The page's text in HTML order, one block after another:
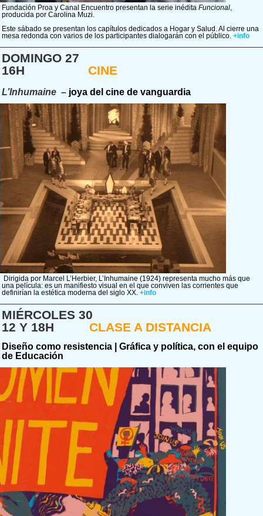
Fundación Proa y Canal Encuentro presentan la serie inédita Funcional,
producida por Carolina Muzi.
Este sábado se presentan los capítulos dedicados a Hogar y Salud. Al cierre una
mesa redonda con varios de los participantes dialogarán con el público. +info
DOMINGO 27
16H CINE
L’Inhumaine – joya del cine de vanguardia
Dirigida por Marcel L’Herbier, L’Inhumaine (1924) representa mucho más que
una película: es un manifiesto visual en el que conviven las corrientes que
definirían la estética moderna del siglo XX. +info
MIÉRCOLES 30
12 Y 18H CLASE A DISTANCIA
Diseño como resistencia | Gráfica y política, con el equipo
de Educación